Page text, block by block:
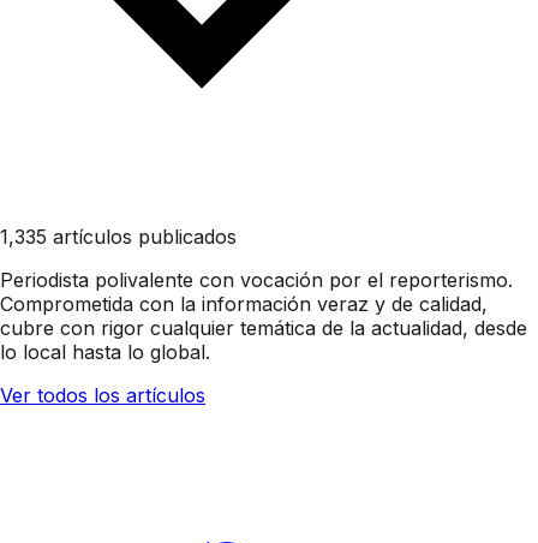
1,335 artículos publicados
Periodista polivalente con vocación por el reporterismo.
Comprometida con la información veraz y de calidad,
cubre con rigor cualquier temática de la actualidad, desde
lo local hasta lo global.
Ver todos los artículos